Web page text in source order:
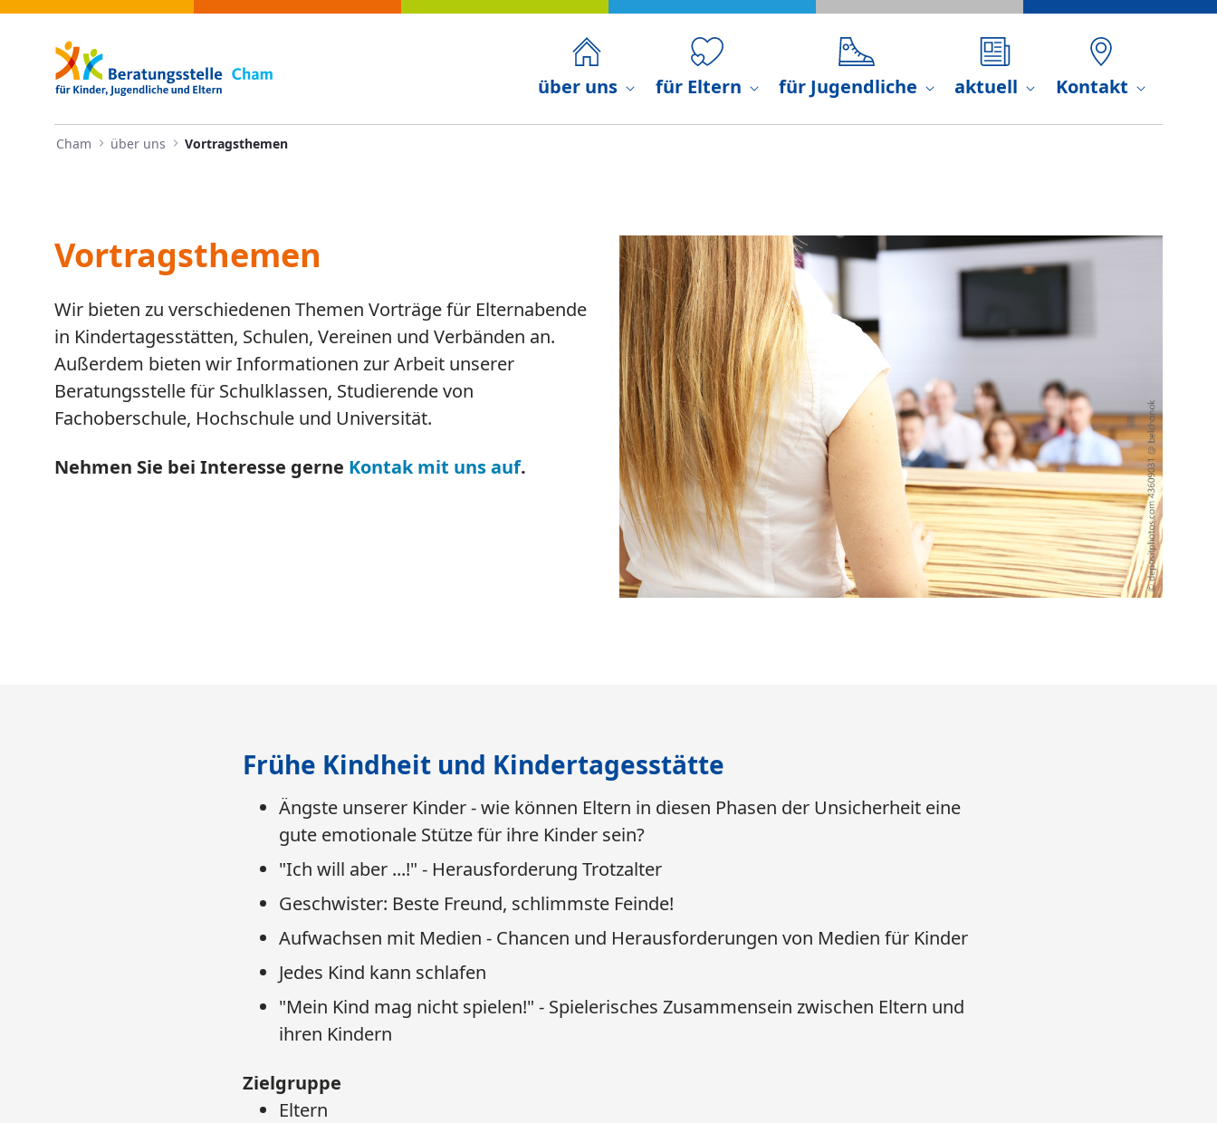
Navigation
Skip to Content
Vortragsthemen - Cham
über uns für Eltern für Jugendliche aktuell Kontakt
Cham über uns Vortragsthemen
Vortragsthemen
Wir bieten zu verschiedenen Themen Vorträge für Elternabende
in Kindertagesstätten, Schulen, Vereinen und Verbänden an.
Außerdem bieten wir Informationen zur Arbeit unserer
Beratungsstelle für Schulklassen, Studierende von
Fachoberschule, Hochschule und Universität.
Nehmen Sie bei Interesse gerne Kontak mit uns auf.
Frühe Kindheit und Kindertagesstätte
Ängste unserer Kinder - wie können Eltern in diesen Phasen der Unsicherheit eine
gute emotionale Stütze für ihre Kinder sein?
​"Ich will aber ...!" - Herausforderung Trotzalter
Geschwister: Beste Freund, schlimmste Feinde!
Aufwachsen mit Medien - Chancen und Herausforderungen von Medien für Kinder
Jedes Kind kann schlafen
"Mein Kind mag nicht spielen!" - Spielerisches Zusammensein zwischen Eltern und
ihren Kindern​​​​​​
Zielgruppe
Eltern​​​​